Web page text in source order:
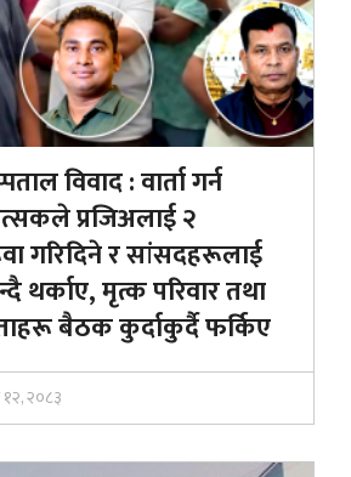
विवाद : वार्ता गर्न
प्रजिअलाई २
गरिदिने र सांसदहरूलाई
थर्काए, मृत्क परिवार तथा
बैठक कुर्दाकुर्दै फर्किए
२०८३